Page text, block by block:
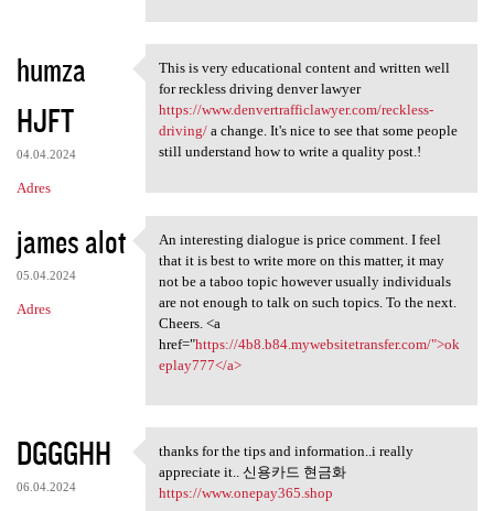
humza
HJFT
04.04.2024
Adres
This is very educational
This is very educational content and written well
for reckless driving denver lawyer
https://www.denvertrafficlawyer.com/reckless-
driving/a change. It's nice to see that some people
still understand how to write a quality post.!
james alot
05.04.2024
Adres
An interesting dialogue is
An interesting dialogue is price comment. I feel
that it is best to write more on this matter, it may
not be a taboo topic however usually individuals
are not enough to talk on such topics. To the next.
Cheers. <a
href="https://4b8.b84.mywebsitetransfer.com/">ok
eplay777</a>
DGGGHH
06.04.2024
thanks for the tips and
thanks for the tips and information..i really
appreciate it.. 신용카드 현금화
https://www.onepay365.shop